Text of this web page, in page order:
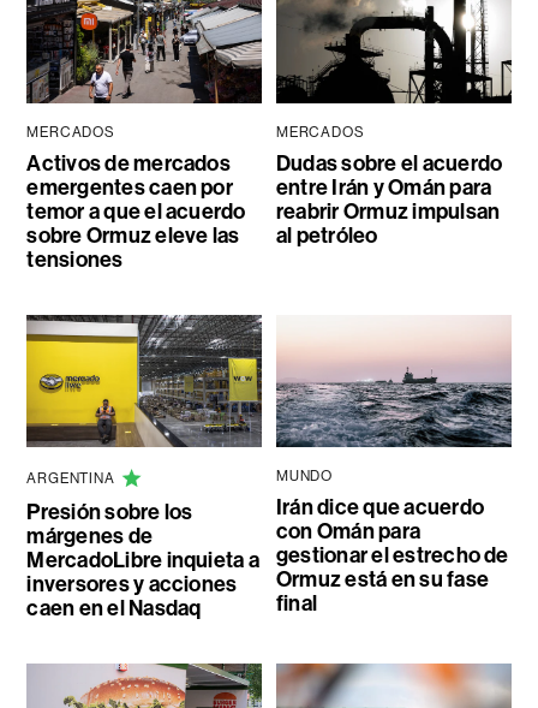
MERCADOS
Activos de mercados
emergentes caen por
temor a que el acuerdo
sobre Ormuz eleve las
tensiones
MERCADOS
Dudas sobre el acuerdo
entre Irán y Omán para
reabrir Ormuz impulsan
al petróleo
ARGENTINA
Presión sobre los
márgenes de
MercadoLibre inquieta a
inversores y acciones
caen en el Nasdaq
MUNDO
Irán dice que acuerdo
con Omán para
gestionar el estrecho de
Ormuz está en su fase
final